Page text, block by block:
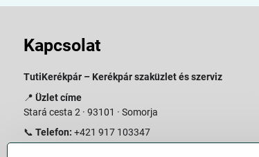
Kapcsolat
TutiKerékpár – Kerékpár szaküzlet és szerviz
📍 Üzlet címe
Stará cesta 2 · 93101 · Somorja
📞 Telefon: +421 917 103347